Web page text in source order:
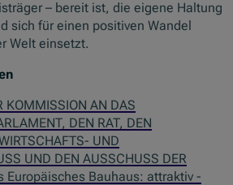
– bereit ist, die eigene Haltung
sich für einen positiven Wandel
Welt einsetzt.
KOMMISSION AN DAS
DEN RAT, DEN
UND
UND DEN AUSSCHUSS DER
Europäisches Bauhaus: attraktiv -